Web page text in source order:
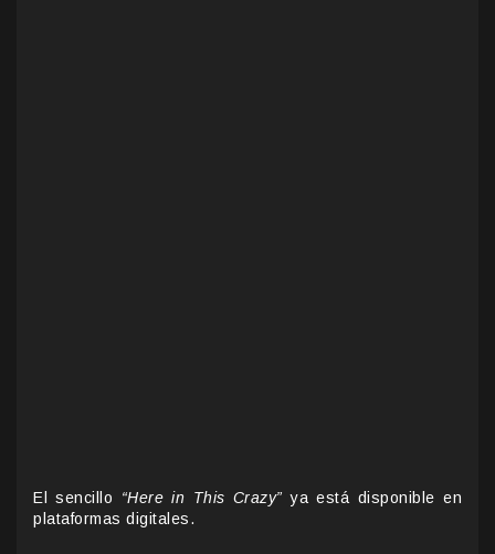
El sencillo “Here in This Crazy” ya está disponible en
plataformas digitales.